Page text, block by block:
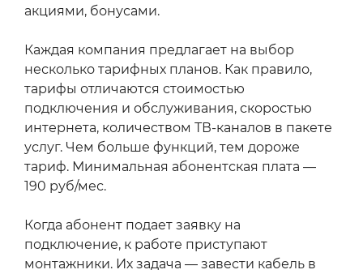
акциями, бонусами.
Каждая компания предлагает на выбор
несколько тарифных планов. Как правило,
тарифы отличаются стоимостью
подключения и обслуживания, скоростью
интернета, количеством ТВ-каналов в пакете
услуг. Чем больше функций, тем дороже
тариф. Минимальная абонентская плата —
190 руб/мес.
Когда абонент подает заявку на
подключение, к работе приступают
монтажники. Их задача — завести кабель в